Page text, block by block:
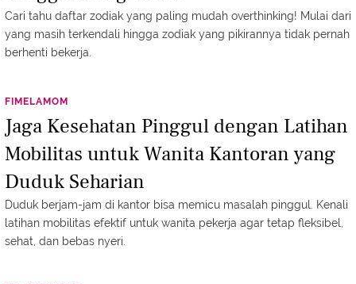
Cari tahu daftar zodiak yang paling mudah overthinking! Mulai dari
yang masih terkendali hingga zodiak yang pikirannya tidak pernah
berhenti bekerja.
FIMELAMOM
Jaga Kesehatan Pinggul dengan Latihan
Mobilitas untuk Wanita Kantoran yang
Duduk Seharian
Duduk berjam-jam di kantor bisa memicu masalah pinggul. Kenali
latihan mobilitas efektif untuk wanita pekerja agar tetap fleksibel,
sehat, dan bebas nyeri.